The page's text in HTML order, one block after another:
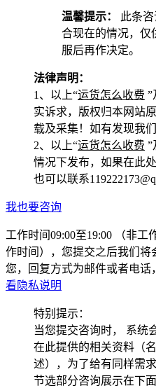
温馨提示：
此条
合现在的情况，仅
服后再作决定。
法律声明：
1、以上“运货怎么收费 ”
实诉求，版权归本网站
载及采集！如有发现我
2、以上“运货怎么收费 ”
情况下发布，如果在此
也可以联系
我也要咨询
工作时间09:00至19:00 （非工
作时间），您提交之后我们
您，回复方式为邮件或者电话
看隐私说明
特别提示：
当您提交咨询时， 系统
在此提供的相关资料（
述）
，为了给有同样需
节选部分咨询展示在下